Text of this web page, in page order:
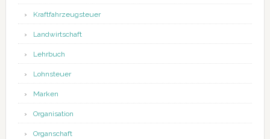
Kraftfahrzeugsteuer
Landwirtschaft
Lehrbuch
Lohnsteuer
Marken
Organisation
Organschaft